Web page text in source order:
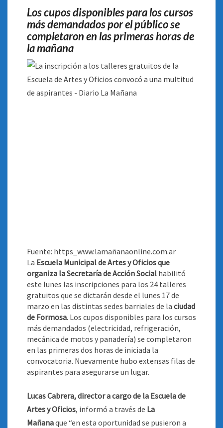
CONVOCÓ
A
UNA
MULTITUD
ASPIRANTES
Los cupos disponibles para los cursos
más demandados por el público se
completaron en las primeras horas de
la mañana
Fuente: https_www.lamañanaonline.com.ar
La Escuela Municipal de Artes y Oficios que
organiza la Secretaría de Acción Social habilitó
este lunes las inscripciones para los 24 talleres
gratuitos que se dictarán desde el lunes 17 de
marzo en las distintas sedes barriales de la ciudad
de Formosa. Los cupos disponibles para los cursos
más demandados (electricidad, refrigeración,
mecánica de motos y panadería) se completaron
en las primeras dos horas de iniciada la
convocatoria. Nuevamente hubo extensas filas de
aspirantes para asegurarse un lugar.
Lucas Cabrera, director a cargo de la Escuela de
Artes y Oficios, informó a través de La
Mañanaque “en esta oportunidad se pusieron a